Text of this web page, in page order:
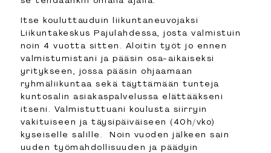
Itse kouluttauduin liikuntaneuvojaksi
Liikuntakeskus Pajulahdessa, josta valmistuin
noin 4 vuotta sitten. Aloitin työt jo ennen
valmistumistani ja pääsin osa-aikaiseksi
yritykseen, jossa pääsin ohjaamaan
ryhmäliikuntaa sekä täyttämään tunteja
kuntosalin asiakaspalvelussa elättääkseni
itseni. Valmistuttuani koulusta siirryin
vakituiseen ja täysipäiväiseen (40h/vko)
kyseiselle salille. Noin vuoden jälkeen sain
uuden työmahdollisuuden ja päädyin